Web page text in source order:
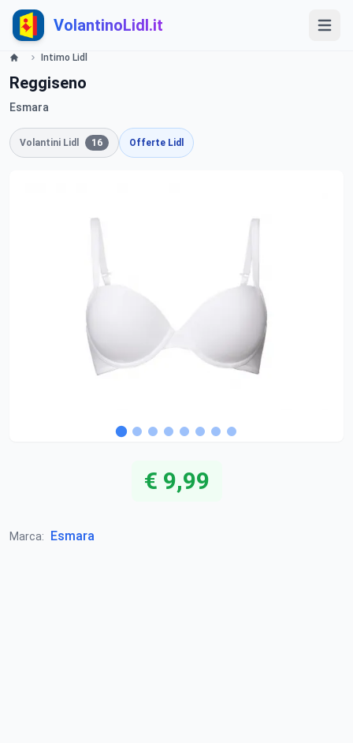
VolantinoLidl.it
Intimo Lidl
Reggiseno
Esmara
Volantini Lidl 16 Offerte Lidl
€ 9,99
Marca: Esmara